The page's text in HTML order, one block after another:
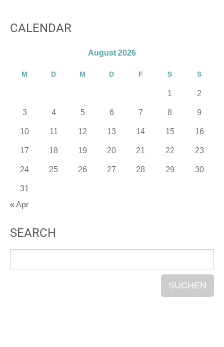
CALENDAR
August 2026
M D M D F S S
1 2
3 4 5 6 7 8 9
10 11 12 13 14 15 16
17 18 19 20 21 22 23
24 25 26 27 28 29 30
31
« Apr
SEARCH